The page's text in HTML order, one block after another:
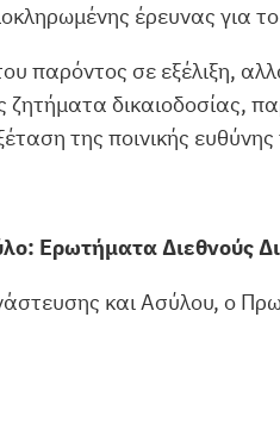
έρευνας για
παρόντος σε εξέλιξη,
δικαιοδοσίας,
της ποινικής
Ερωτήματα Διεθνούς
και Ασύλου, ο